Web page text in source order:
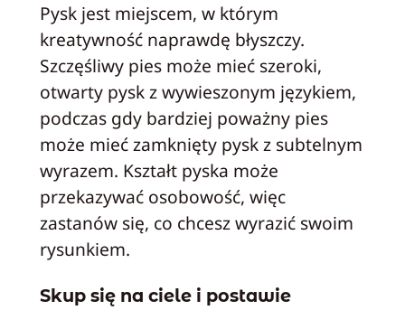
Pysk jest miejscem, w którym
kreatywność naprawdę błyszczy.
Szczęśliwy pies może mieć szeroki,
otwarty pysk z wywieszonym językiem,
podczas gdy bardziej poważny pies
może mieć zamknięty pysk z subtelnym
wyrazem. Kształt pyska może
przekazywać osobowość, więc
zastanów się, co chcesz wyrazić swoim
rysunkiem.
Skup się na ciele i postawie